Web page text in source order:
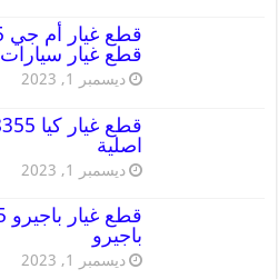
قطع غيار سيارات
ديسمبر 1, 2023
اصلية
ديسمبر 1, 2023
باجيرو
ديسمبر 1, 2023